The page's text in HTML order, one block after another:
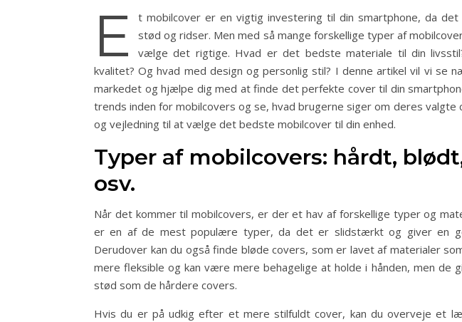
E
t mobilcover er en vigtig investering til din smartphone, da
stød og ridser. Men med så mange forskellige typer af
vælge det rigtige. Hvad er det bedste materiale til din
kvalitet? Og hvad med design og personlig stil? I denne artikel vil vi se
markedet og hjælpe dig med at finde det perfekte cover til din
trends inden for mobilcovers og se, hvad brugerne siger om deres
og vejledning til at vælge det bedste mobilcover til din enhed.
Typer af mobilcovers: hårdt,
osv.
Når det kommer til mobilcovers, er der et hav af forskellige typer og
er en af de mest populære typer, da det er slidstærkt og giver en
Derudover kan du også finde bløde covers, som er lavet af materialer
mere fleksible og kan være mere behagelige at holde i hånden, men de
stød som de hårdere covers.
Hvis du er på udkig efter et mere stilfuldt cover, kan du overveje et